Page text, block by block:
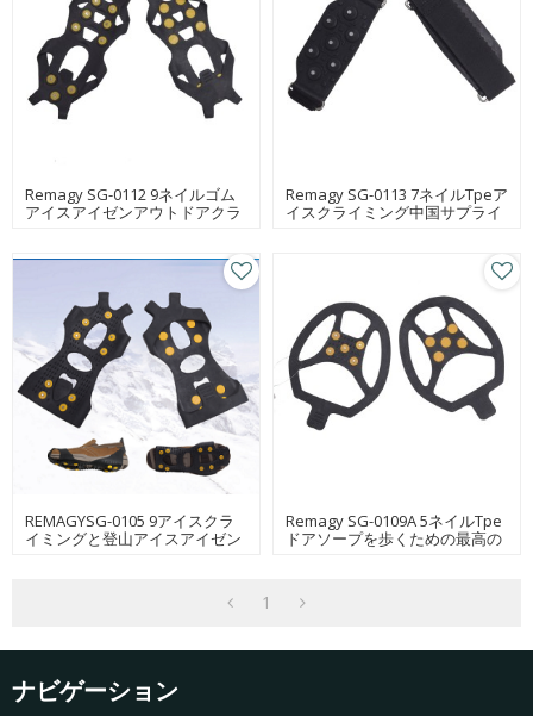
Remagy SG-0112 9ネイルゴム
アイスアイゼンアウトドアクラ
Remagy SG-0113 7ネイルTpeア
イスクライミング中国サプライ
REMAGYSG-0105 9アイスクラ
イミングと登山アイスアイゼン
Remagy SG-0109A 5ネイルTpe
ドアソープを歩くための最高の
1
ナビゲーション